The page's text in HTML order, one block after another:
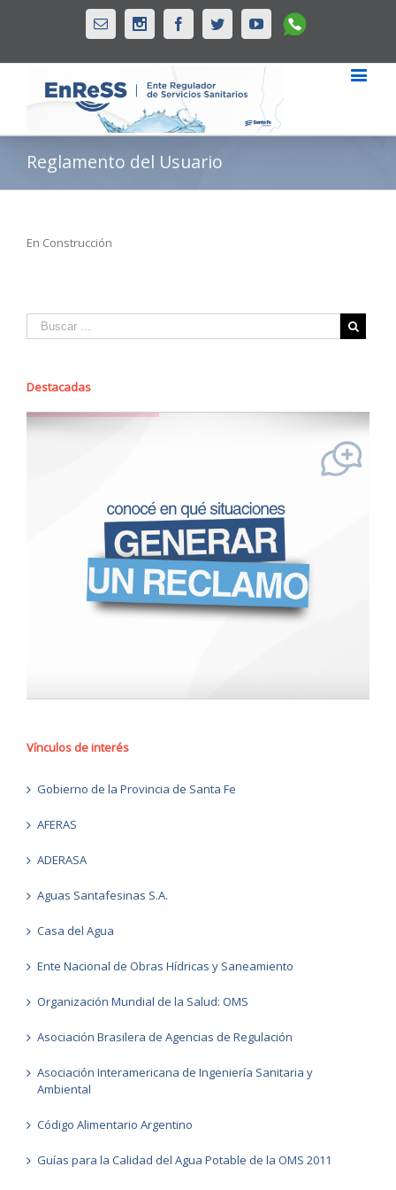
Email InstagramFacebookTwitterYoutubeWhatsapp
Reglamento del Usuario
En Construcción
Destacadas
Vínculos de interés
Gobierno de la Provincia de Santa Fe
AFERAS
ADERASA
Aguas Santafesinas S.A.
Casa del Agua
Ente Nacional de Obras Hídricas y Saneamiento
Organización Mundial de la Salud: OMS
Asociación Brasilera de Agencias de Regulación
Asociación Interamericana de Ingeniería Sanitaria y
Ambiental
Código Alimentario Argentino
Guías para la Calidad del Agua Potable de la OMS 2011